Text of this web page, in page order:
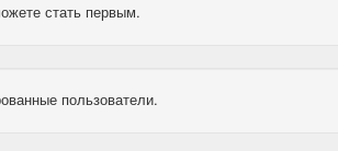
стать первым.
пользователи.